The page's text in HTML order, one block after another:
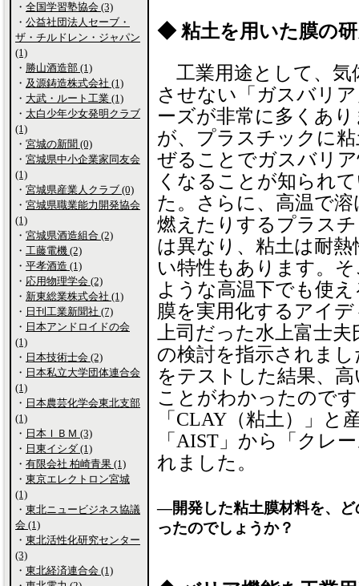
◆ 粘土を用いた膜の
工業用途として、気
させない「ガスバリ
ーズが非常に多くあ
が、プラスチックに
ぜることでガスバリ
くなることが知られ
た。さらに、高温で
燃えたりするプラス
は異なり、粘土は耐熱
い特性もあります。
ような高温下でも使
膜を実用化するアイ
上司だった水上富士
の検討を指示されま
をテストした結果、
ことがわかったので
「CLAY（粘土）」と
「AIST」から「クレ
れました。
―開発した粘土膜材料を、ど
ったのでしょうか？
・ 全国学習塾協会 (3)
・ 公益社団法人セーブ・
ザ・チルドレン・ジャパン
(1)
・ 勝山酒造部 (1)
・ 及源鋳造株式会社 (1)
・ 大武・ルート工業 (1)
・ 太白少年少女発明クラブ
(1)
・ 宮城の新聞 (0)
・ 宮城県中小企業家同友会
(1)
・ 宮城県産業人クラブ (0)
・ 宮城県職業能力開発協会
(1)
・ 宮城県酒造組合 (2)
・ 工藤電機 (2)
・ 平孝酒造 (1)
・ 応用物理学会 (2)
・ 新東総業株式会社 (1)
・ 日刊工業新聞社 (7)
・ 日本アンドロイドの会
(1)
・ 日本技術士会 (2)
・ 日本私立大学団体連合会
(1)
・ 日本農芸化学会東北支部
(1)
・ 日本ＩＢＭ (3)
・ 日東イシダ (1)
・ 有限会社 柏崎青果 (1)
・ 東京エレクトロン宮城
(1)
・ 東北ニュービジネス協議
会 (1)
・ 東北活性化研究センター
(3)
・ 東北経済連合会 (1)